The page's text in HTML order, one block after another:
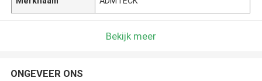
Bekijk meer
ONGEVEER ONS